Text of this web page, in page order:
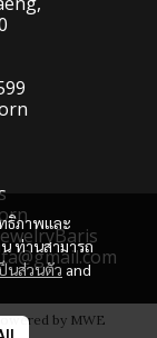
ธิภาพและ
ท่านสามารถ
นส่วนตัวand
by MWE